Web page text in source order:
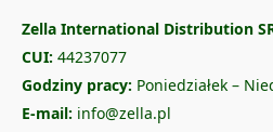
Zella International Distribution
CUI: 44237077
Godziny pracy: Poniedziałek –
E-mail: info@zella.pl